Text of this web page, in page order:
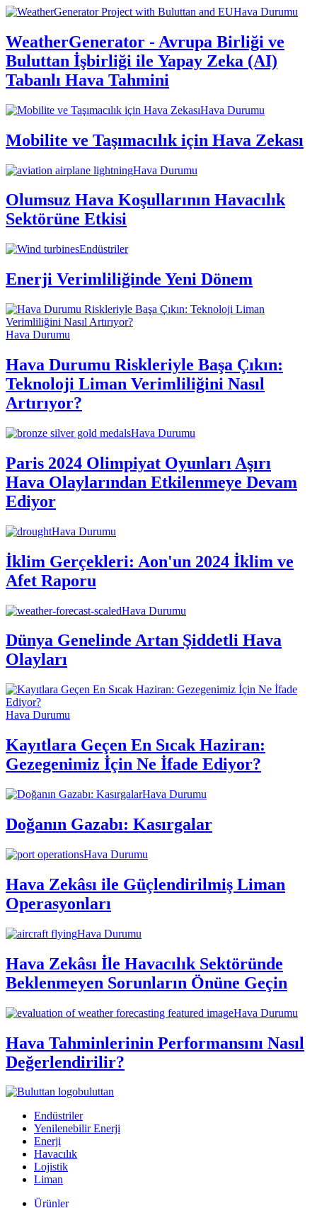
Hava Durumu
WeatherGenerator - Avrupa Birliği ve
Buluttan İşbirliği ile Yapay Zeka (AI)
Tabanlı Hava Tahmini
Hava Durumu
Mobilite ve Taşımacılık için Hava Zekası
Hava Durumu
Olumsuz Hava Koşullarının Havacılık
Sektörüne Etkisi
Endüstriler
Enerji Verimliliğinde Yeni Dönem
Hava Durumu
Hava Durumu Riskleriyle Başa Çıkın:
Teknoloji Liman Verimliliğini Nasıl
Artırıyor?
Hava Durumu
Paris 2024 Olimpiyat Oyunları Aşırı
Hava Olaylarından Etkilenmeye Devam
Ediyor
Hava Durumu
İklim Gerçekleri: Aon'un 2024 İklim ve
Afet Raporu
Hava Durumu
Dünya Genelinde Artan Şiddetli Hava
Olayları
Hava Durumu
Kayıtlara Geçen En Sıcak Haziran:
Gezegenimiz İçin Ne İfade Ediyor?
Hava Durumu
Doğanın Gazabı: Kasırgalar
Hava Durumu
Hava Zekâsı ile Güçlendirilmiş Liman
Operasyonları
Hava Durumu
Hava Zekâsı İle Havacılık Sektöründe
Beklenmeyen Sorunların Önüne Geçin
Hava Durumu
Hava Tahminlerinin Performansını Nasıl
Değerlendirilir?
buluttan
Endüstriler
Yenilenebilir Enerji
Enerji
Havacılık
Lojistik
Liman
Ürünler